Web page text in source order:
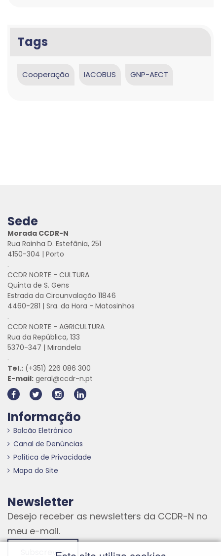
Tags
Cooperação IACOBUS GNP-AECT
Sede
Morada CCDR-N
Rua Rainha D. Estefânia, 251
4150-304 | Porto
.
CCDR NORTE - CULTURA
Quinta de S. Gens
Estrada da Circunvalação 11846
4460-281 | Sra. da Hora - Matosinhos
.
CCDR NORTE - AGRICULTURA
Rua da República, 133
5370-347 | Mirandela
.
Tel.: (+351) 226 086 300
E-mail: geral@ccdr-n.pt
Informação
Balcão Eletrónico
Canal de Denúncias
Política de Privacidade
Mapa do Site
Newsletter
Desejo receber as newsletters da CCDR-N no
meu e-mail.
Subscrever